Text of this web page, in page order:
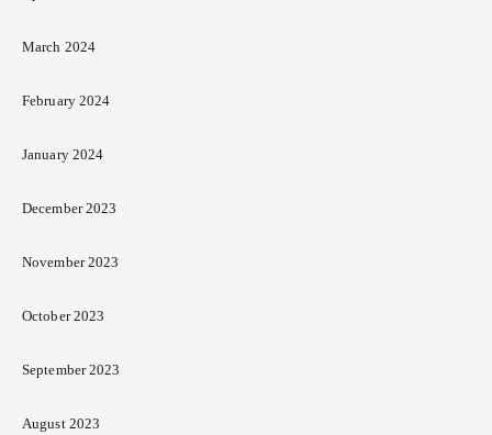
March 2024
February 2024
January 2024
December 2023
November 2023
October 2023
September 2023
August 2023